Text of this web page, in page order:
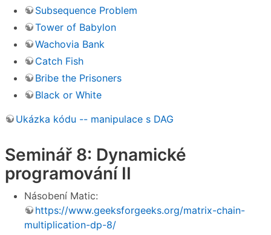
Subsequence Problem
Tower of Babylon
Wachovia Bank
Catch Fish
Bribe the Prisoners
Black or White
Ukázka kódu -- manipulace s DAG
Seminář 8: Dynamické
programování II
Násobení Matic:
https://www.geeksforgeeks.org/matrix-chain-
multiplication-dp-8/